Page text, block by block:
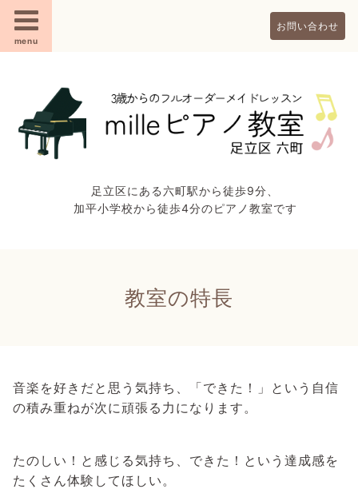
menu
お問い合わせ
足立区にある六町駅から徒歩9分、
加平小学校から徒歩4分のピアノ教室です
教室の特長
音楽を好きだと思う気持ち、「できた！」という自信
の積み重ねが次に頑張る力になります。
たのしい！と感じる気持ち、できた！という達成感を
たくさん体験してほしい。